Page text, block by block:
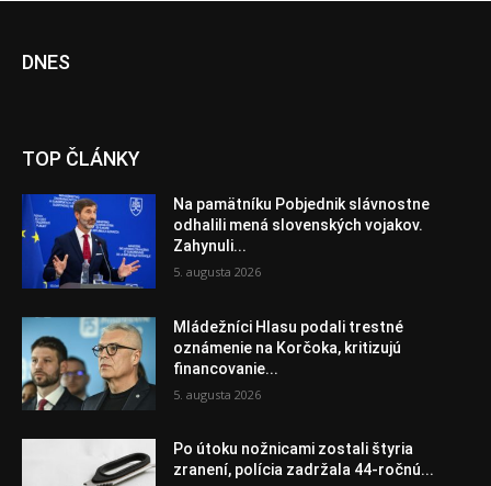
DNES
TOP ČLÁNKY
Na pamätníku Pobjednik slávnostne
odhalili mená slovenských vojakov.
Zahynuli...
5. augusta 2026
Mládežníci Hlasu podali trestné
oznámenie na Korčoka, kritizujú
financovanie...
5. augusta 2026
Po útoku nožnicami zostali štyria
zranení, polícia zadržala 44-ročnú...